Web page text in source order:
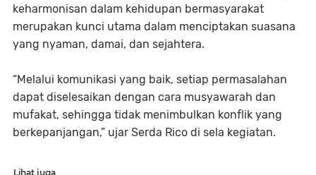
keharmonisan dalam kehidupan bermasyarakat
merupakan kunci utama dalam menciptakan suasana
yang nyaman, damai, dan sejahtera.
“Melalui komunikasi yang baik, setiap permasalahan
dapat diselesaikan dengan cara musyawarah dan
mufakat, sehingga tidak menimbulkan konflik yang
berkepanjangan,” ujar Serda Rico di sela kegiatan.
Lihat juga